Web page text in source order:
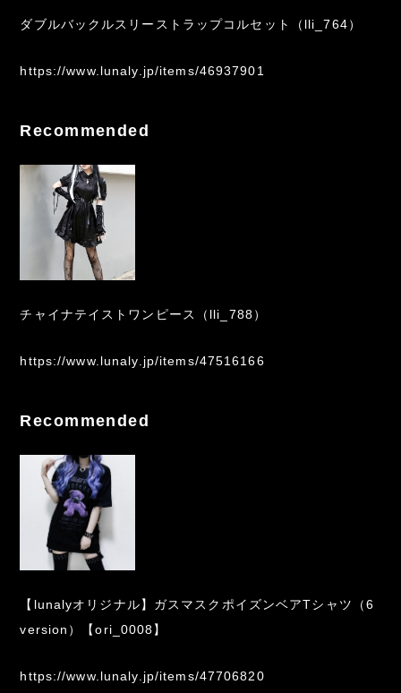
ダブルバックルスリーストラップコルセット（lli_764）
https://www.lunaly.jp/items/46937901
Recommended
チャイナテイストワンピース（lli_788）
https://www.lunaly.jp/items/47516166
Recommended
【lunalyオリジナル】ガスマスクポイズンベアTシャツ（6
version）【ori_0008】
https://www.lunaly.jp/items/47706820